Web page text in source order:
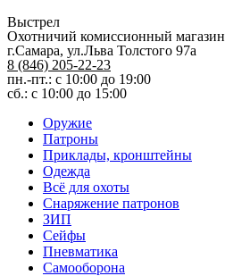
Выстрел
Охотничий комиссионный магазин
г.Самара, ул.Льва Толстого 97а
8 (846) 205-22-23
пн.-пт.: с 10:00 до 19:00
сб.: с 10:00 до 15:00
Оружие
Патроны
Приклады, кронштейны
Одежда
Всё для охоты
Снаряжение патронов
ЗИП
Сейфы
Пневматика
Самооборона